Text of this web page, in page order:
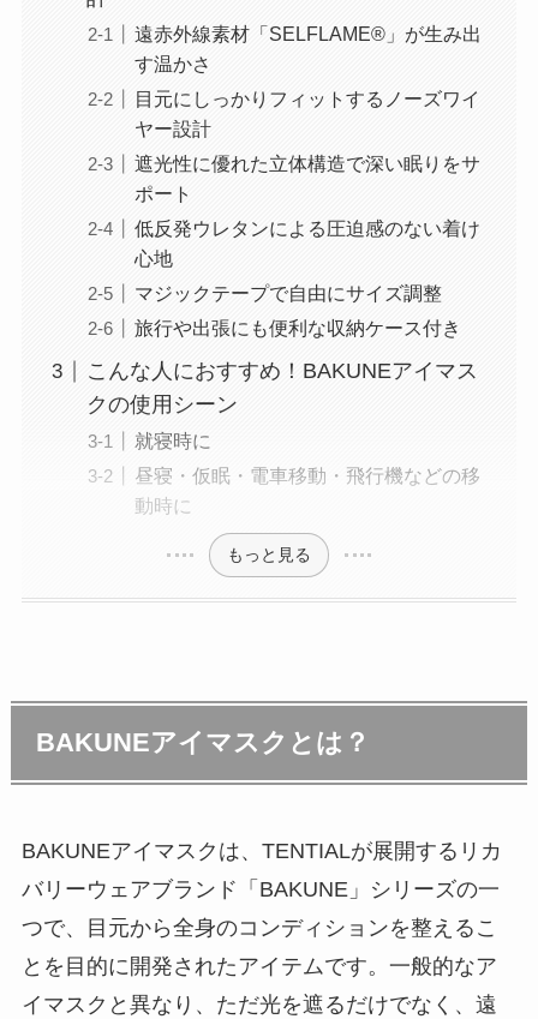
遠赤外線素材「SELFLAME®」が生み出
す温かさ
目元にしっかりフィットするノーズワイ
ヤー設計
遮光性に優れた立体構造で深い眠りをサ
ポート
低反発ウレタンによる圧迫感のない着け
心地
マジックテープで自由にサイズ調整
旅行や出張にも便利な収納ケース付き
こんな人におすすめ！BAKUNEアイマス
クの使用シーン
就寝時に
昼寝・仮眠・電車移動・飛行機などの移
動時に
もっと見る
BAKUNEアイマスクとは？
BAKUNEアイマスクは、TENTIALが展開するリカ
バリーウェアブランド「BAKUNE」シリーズの一
つで、目元から全身のコンディションを整えるこ
とを目的に開発されたアイテムです。一般的なア
イマスクと異なり、ただ光を遮るだけでなく、遠